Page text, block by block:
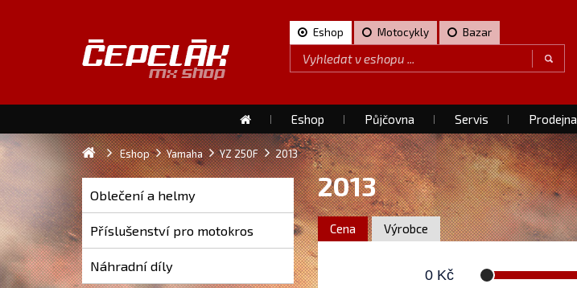
Eshop Motocykly Bazar
Eshop Půjčovna Servis Prodejna
Eshop Yamaha YZ 250F 2013
Oblečení a helmy
Příslušenství pro motokros
Náhradní díly
2013
Cena Výrobce
0 Kč